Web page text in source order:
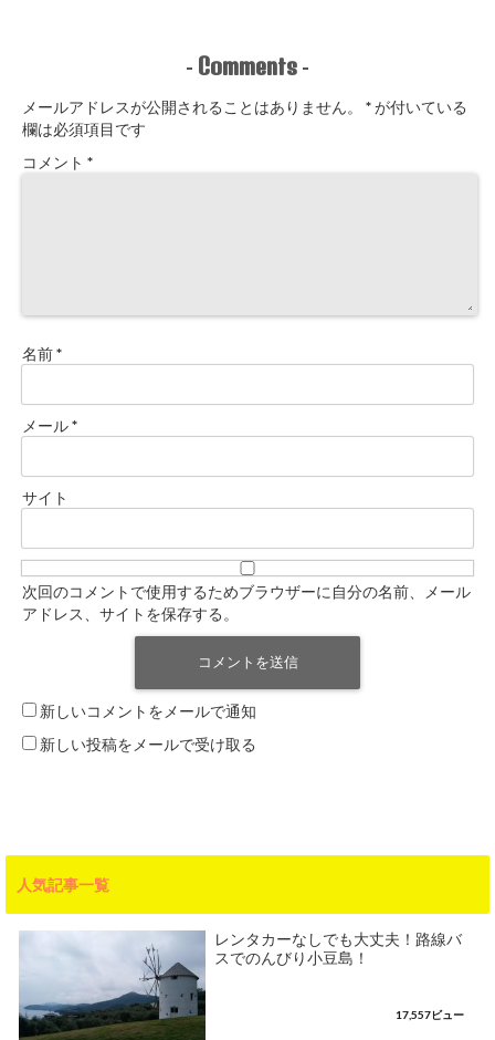
- Comments -
メールアドレスが公開されることはありません。 *が付いている
欄は必須項目です
コメント *
名前*
メール*
サイト
次回のコメントで使用するためブラウザーに自分の名前、メール
アドレス、サイトを保存する。
新しいコメントをメールで通知
新しい投稿をメールで受け取る
人気記事一覧
レンタカーなしでも大丈夫！路線バ
スでのんびり小豆島！
17,557ビュー